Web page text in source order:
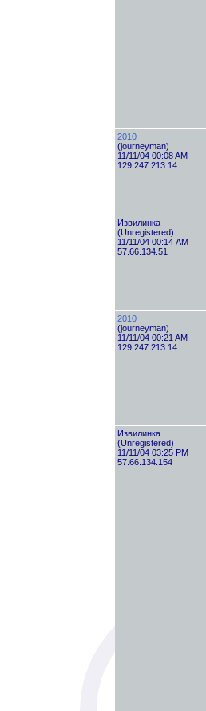
2010
(journeyman)
11/11/04 00:08 AM
129.247.213.14
Извилинка
(Unregistered)
11/11/04 00:14 AM
57.66.134.51
2010
(journeyman)
11/11/04 00:21 AM
129.247.213.14
Извилинка
(Unregistered)
11/11/04 03:25 PM
57.66.134.154